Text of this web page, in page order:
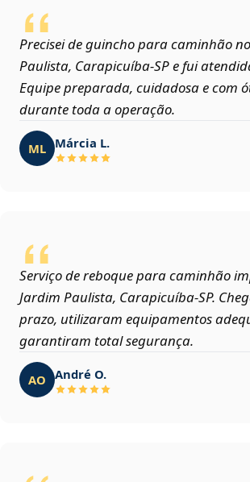
Precisei de guincho para caminhão
Paulista, Carapicuíba‑SP e fui
Equipe preparada, cuidadosa e com
durante toda a operação.
ML Márcia L.
Serviço de reboque para caminhão
Jardim Paulista, Carapicuíba‑SP.
prazo, utilizaram equipamentos
garantiram total segurança.
AO André O.